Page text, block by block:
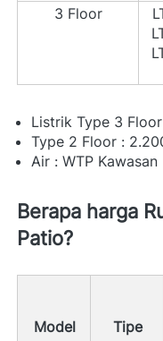
3 Floor
Listrik Type 3
Type 2 Floor :
Air : WTP Kawasan
Berapa harga
Patio?
Model Tipe